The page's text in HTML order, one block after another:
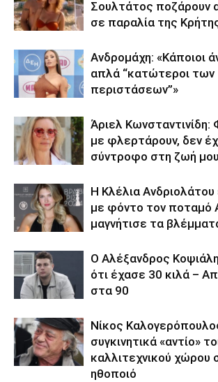
Σουλτάτος ποζάρουν
σε παραλία της
Ανδρομάχη: «Κάποιοι
απλά “κατώτεροι των
περιστάσεων”»
Άριελ
με φλερτάρουν, δεν
σύντροφο στη ζωή μου
Η Κλέλια Ανδριολάτου
με φόντο τον ποταμό
μαγνήτισε τα
Ο Αλέξανδρος
ότι έχασε 30 κιλά –
στα 90
Νίκος
συγκινητικά «αντίο»
καλλιτεχνικού χώρου
ηθοποιό